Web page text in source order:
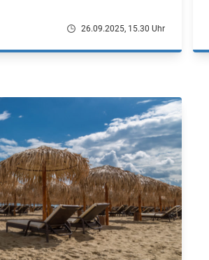
26.09.2025, 15.30 Uhr